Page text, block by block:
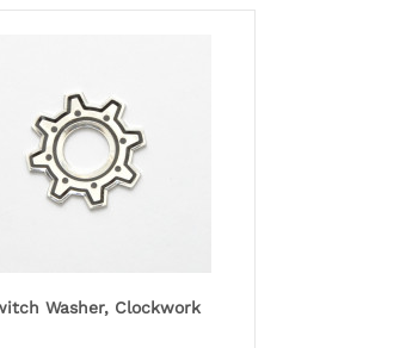
Washer, Clockwork